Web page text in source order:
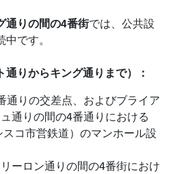
通りの間の4番街では、公共設
です。
りからキング通りまで）：
通りの交差点、およびブライア
通りの間の4番通りにおける
コ市営鉄道）のマンホール設
ーロン通りの間の4番街におけ